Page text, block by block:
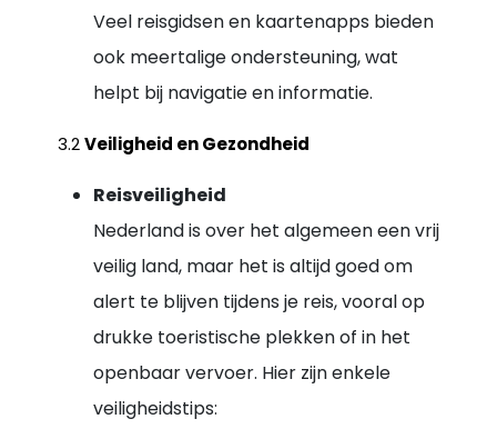
Veel reisgidsen en kaartenapps bieden
ook meertalige ondersteuning, wat
helpt bij navigatie en informatie.
3.2Veiligheid en Gezondheid
Reisveiligheid
Nederland is over het algemeen een vrij
veilig land, maar het is altijd goed om
alert te blijven tijdens je reis, vooral op
drukke toeristische plekken of in het
openbaar vervoer. Hier zijn enkele
veiligheidstips: